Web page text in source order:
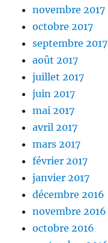
novembre 2017
octobre 2017
septembre 2017
août 2017
juillet 2017
juin 2017
mai 2017
avril 2017
mars 2017
février 2017
janvier 2017
décembre 2016
novembre 2016
octobre 2016